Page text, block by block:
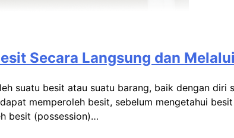
Penyidikan dan Koordinasi
oleh Penyidik kepada Penuntut Umum
pemberitahuan dimulainya Penyidikan